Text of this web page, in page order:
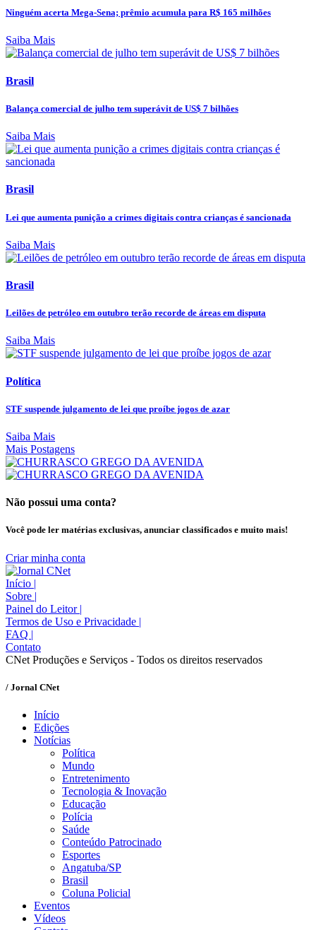
Ninguém acerta Mega-Sena; prêmio acumula para R$ 165 milhões
Saiba Mais
Brasil
Balança comercial de julho tem superávit de US$ 7 bilhões
Saiba Mais
Brasil
Lei que aumenta punição a crimes digitais contra crianças é sancionada
Saiba Mais
Brasil
Leilões de petróleo em outubro terão recorde de áreas em disputa
Saiba Mais
Política
STF suspende julgamento de lei que proíbe jogos de azar
Saiba Mais
Mais Postagens
Não possui uma conta?
Você pode ler matérias exclusivas, anunciar classificados e muito mais!
Criar minha conta
Início |
Sobre |
Painel do Leitor |
Termos de Uso e Privacidade |
FAQ |
Contato
CNet Produções e Serviços - Todos os direitos reservados
/ Jornal CNet
Início
Edições
Notícias
Política
Mundo
Entretenimento
Tecnologia & Inovação
Educação
Polícia
Saúde
Conteúdo Patrocinado
Esportes
Angatuba/SP
Brasil
Coluna Policial
Eventos
Vídeos